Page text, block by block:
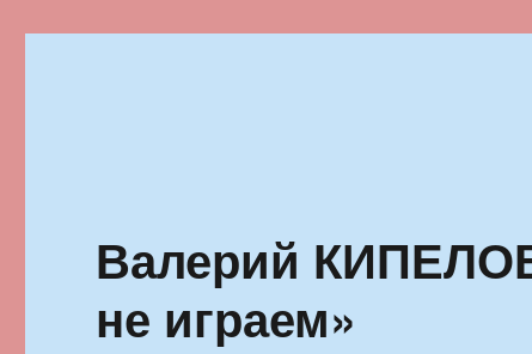
Валерий
не играем»